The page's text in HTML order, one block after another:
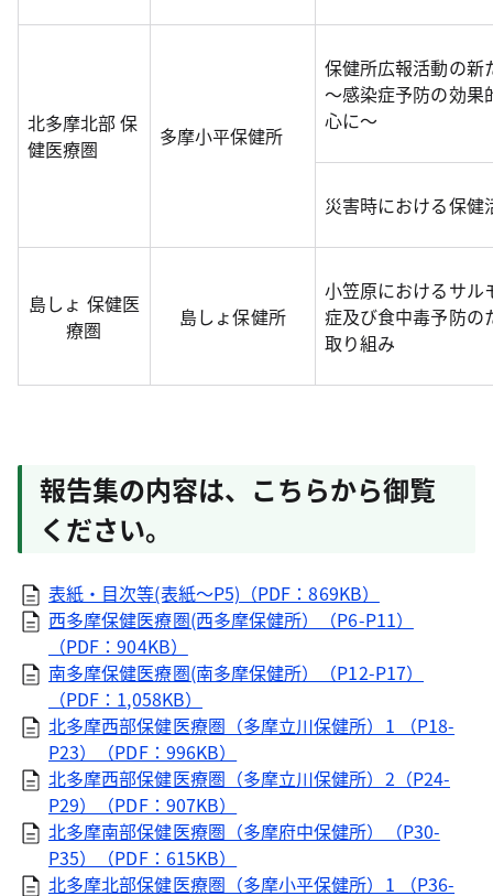
北多摩北部 保
健医療圏
多摩小平保健所
保健所広報活動の新
～感染症予防の効果
心に～
災害時における保健
島しょ 保健医
療圏
島しょ保健所
小笠原におけるサル
症及び食中毒予防の
取り組み
報告集の内容は、こちらから御覧
ください。
表紙・目次等(表紙～P5)（PDF：869KB）
西多摩保健医療圏(西多摩保健所）（P6-P11）
（PDF：904KB）
南多摩保健医療圏(南多摩保健所）（P12-P17）
（PDF：1,058KB）
北多摩西部保健医療圏（多摩立川保健所）1 （P18-
P23）（PDF：996KB）
北多摩西部保健医療圏（多摩立川保健所）2（P24-
P29）（PDF：907KB）
北多摩南部保健医療圏（多摩府中保健所）（P30-
P35）（PDF：615KB）
北多摩北部保健医療圏（多摩小平保健所）1 （P36-